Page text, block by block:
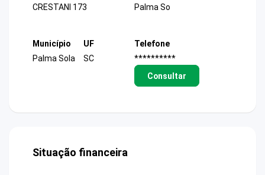
CRESTANI 173
Palma So
Município
Palma Sola
UF
SC
Telefone
**********
Consultar
Situação financeira